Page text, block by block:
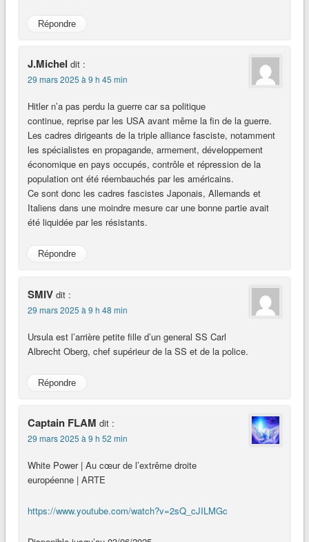
Répondre
J.Michel dit :
29 mars 2025 à 9 h 45 min
Hitler n’a pas perdu la guerre car sa politique
continue, reprise par les USA avant même la fin de la guerre.
Les cadres dirigeants de la triple alliance fasciste, notamment
les spécialistes en propagande, armement, développement
économique en pays occupés, contrôle et répression de la
population ont été réembauchés par les américains.
Ce sont donc les cadres fascistes Japonais, Allemands et
Italiens dans une moindre mesure car une bonne partie avait
été liquidée par les résistants.
Répondre
SMIV dit :
29 mars 2025 à 9 h 48 min
Ursula est l’arrière petite fille d’un general SS Carl
Albrecht Oberg, chef supérieur de la SS et de la police.
Répondre
Captain FLAM dit :
29 mars 2025 à 9 h 52 min
White Power | Au cœur de l’extrême droite
européenne | ARTE
https://www.youtube.com/watch?v=2sQ_cJILMGc